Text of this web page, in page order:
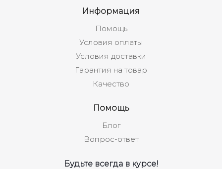
Информация
Помощь
Условия оплаты
Условия доставки
Гарантия на товар
Качество
Помощь
Блог
Вопрос-ответ
Будьте всегда в курсе!